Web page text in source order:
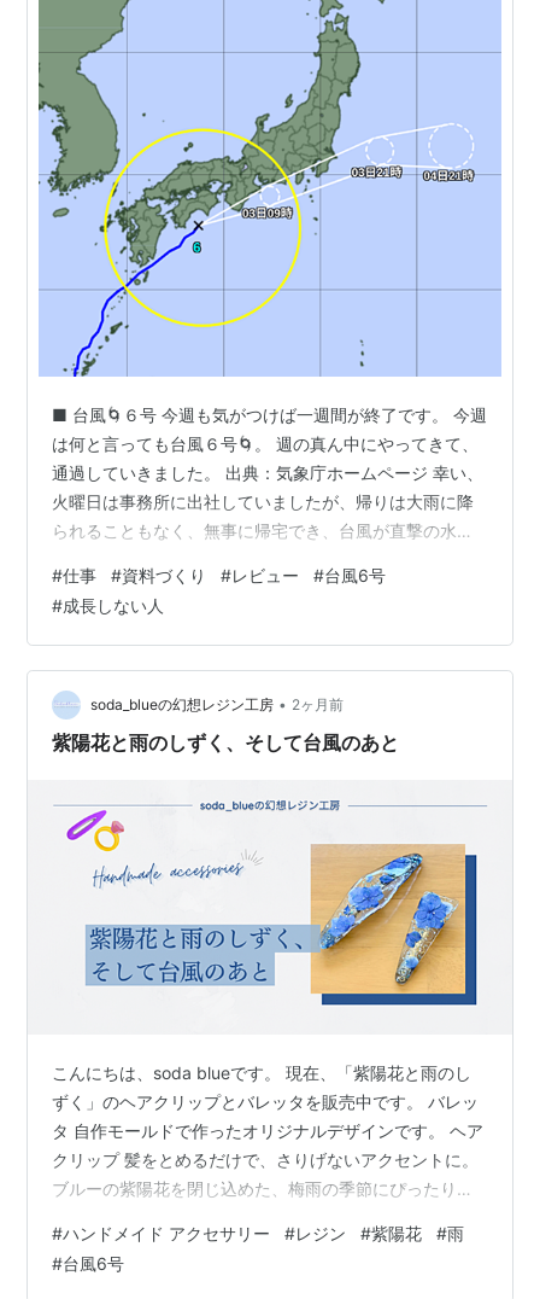
■ 台風🌀６号 今週も気がつけば一週間が終了です。 今週
は何と言っても台風６号🌀。 週の真ん中にやってきて、
通過していきました。 出典：気象庁ホームページ 幸い、
火曜日は事務所に出社していましたが、帰りは大雨に降
られることもなく、無事に帰宅でき、台風が直撃の水曜
ごせました。 何なら、ずっとカーテンを締め切って朝か
ら晩までPCと向かい合って仕事をしていたので、台風が
過ぎ去って晴れているところも見ないまま夜になってま
した。 ただ、ニュースを見ると、あちらこちらで水害が
発生していたことからも、降水量は大変なことになって
いたみたいですね…。 台風の爪痕…
#仕事 #資料づくり #レビュー #台風6号
#成長しない人
soda_blueの幻想レジン工房 • 2ヶ月前
紫陽花と雨のしずく、そして台風のあと
こんにちは、soda blueです。 現在、「紫陽花と雨のし
ずく」のヘアクリップとバレッタを販売中です。 バレッ
タ 自作モールドで作ったオリジナルデザインです。 ヘア
クリップ 髪をとめるだけで、さりげないアクセントに。
ブルーの紫陽花を閉じ込めた、梅雨の季節にぴったりの
制作しました。 ヘアクリップは気軽に身につけやすく、
バレッタは髪をまとめる時のアクセントとしてお使いい
#ハンドメイド アクセサリー #レジン #紫陽花 #雨
#台風6号